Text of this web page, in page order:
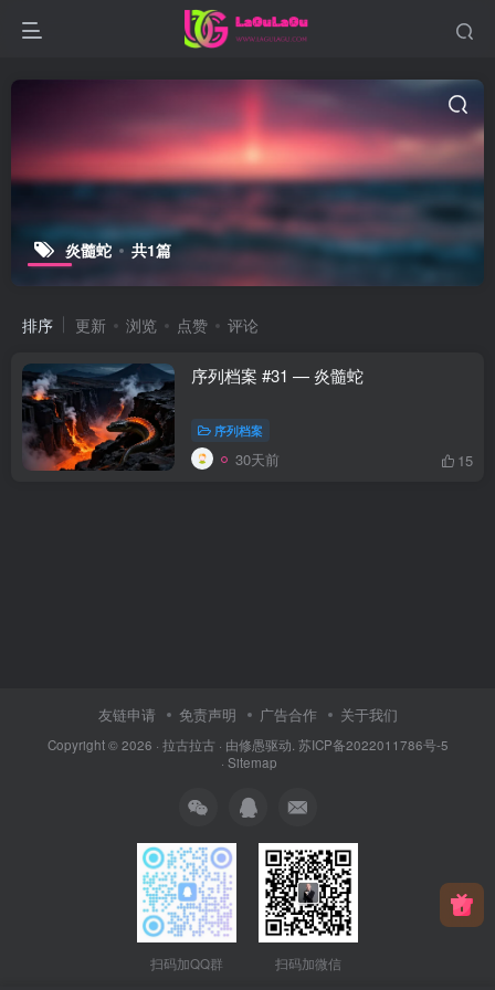
炎髓蛇 共1篇
排序 更新 浏览 点赞 评论
序列档案 #31 — 炎髓蛇
序列档案
30天前 15
友链申请 免责声明 广告合作 关于我们
Copyright © 2026 · 拉古拉古 · 由修愚驱动. 苏ICP备2022011786号-5
· Sitemap
扫码加QQ群 扫码加微信